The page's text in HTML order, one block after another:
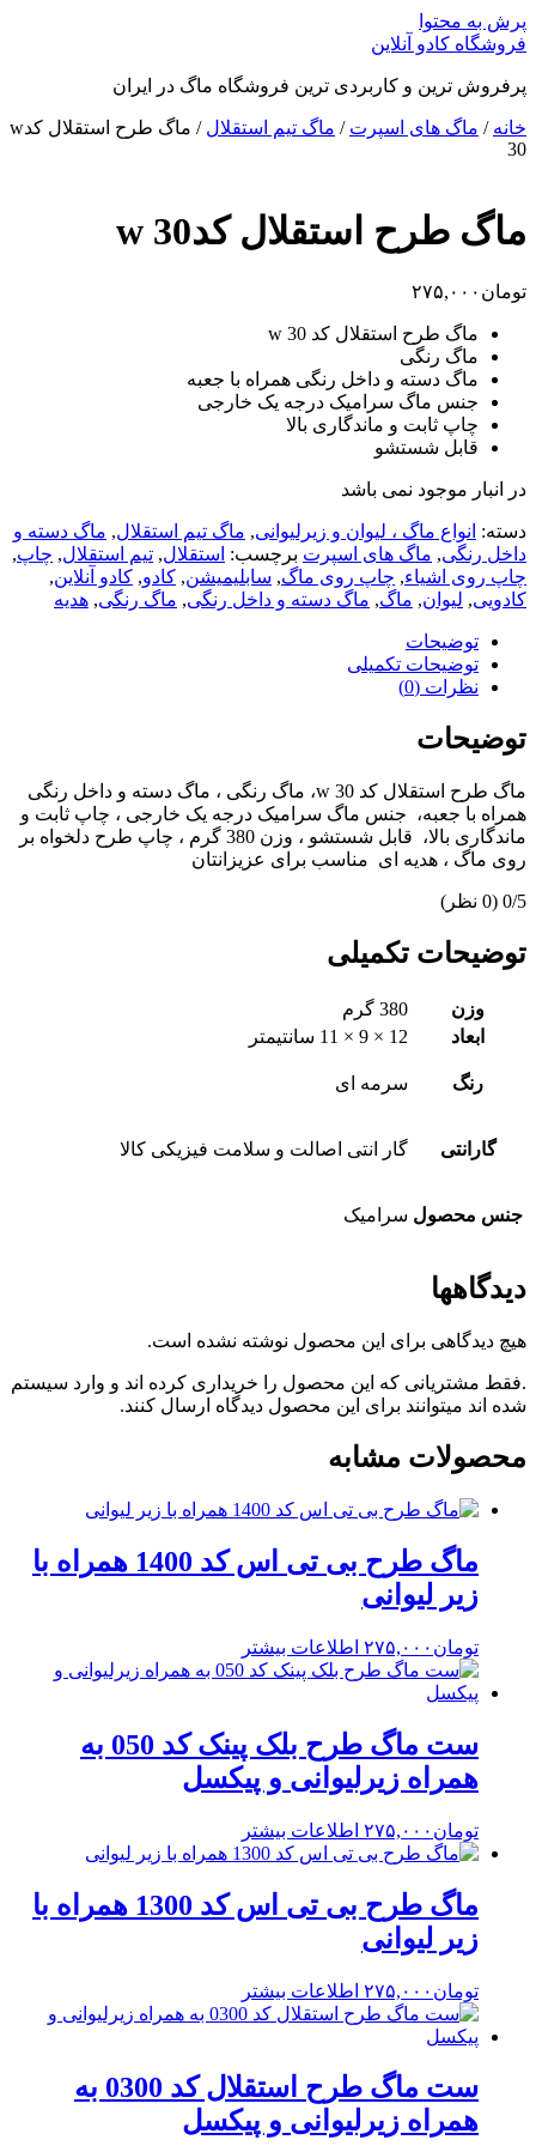
پرش به محتوا
فروشگاه کادو آنلاین
پرفروش ترین و کاربردی ترین فروشگاه ماگ در ایران
خانه / ماگ های اسپرت / ماگ تیم استقلال
/ ماگ طرح استقلال کدw
30
ماگ طرح استقلال کدw 30
تومان ۲۷۵,۰۰۰
ماگ طرح استقلال کد w 30
ماگ رنگی
ماگ دسته و داخل رنگی همراه با جعبه
جنس ماگ سرامیک درجه یک خارجی
چاپ ثابت و ماندگاری بالا
قابل شستشو
در انبار موجود نمی باشد
دسته: انواع ماگ ، لیوان و زیرلیوانی, ماگ تیم استقلال, ماگ دسته و
داخل رنگی, ماگ های اسپرت برچسب: استقلال, تیم استقلال, چاپ,
چاپ روی اشیاء, چاپ روی ماگ, سابلیمیشن, کادو, کادو آنلاین,
کادویی, لیوان, ماگ, ماگ دسته و داخل رنگی, ماگ رنگی, هدیه
توضیحات
توضیحات تکمیلی
نظرات (0)
توضیحات
ماگ طرح استقلال کد w 30، ماگ رنگی ، ماگ دسته و داخل رنگی
همراه با جعبه، جنس ماگ سرامیک درجه یک خارجی ، چاپ ثابت و
ماندگاری بالا، قابل شستشو ، وزن 380 گرم ، چاپ طرح دلخواه بر
روی ماگ ، هدیه ای مناسب برای عزیزانتان
‫0/5 ‫(0 نظر)
توضیحات تکمیلی
وزن
380 گرم
ابعاد
12 × 9 × 11 سانتیمتر
رنگ سرمه ای
گارانتی گار انتی اصالت و سلامت فیزیکی کالا
جنس محصول سرامیک
دیدگاهها
هیچ دیدگاهی برای این محصول نوشته نشده است.
.فقط مشتریانی که این محصول را خریداری کرده اند و وارد سیستم
شده اند میتوانند برای این محصول دیدگاه ارسال کنند.
محصولات مشابه
ماگ طرح بی تی اس کد 1400 همراه با
زیر لیوانی
تومان ۲۷۵,۰۰۰ اطلاعات بیشتر
ست ماگ طرح بلک پینک کد 050 به
همراه زیرلیوانی و پیکسل
تومان ۲۷۵,۰۰۰ اطلاعات بیشتر
ماگ طرح بی تی اس کد 1300 همراه با
زیر لیوانی
تومان ۲۷۵,۰۰۰ اطلاعات بیشتر
ست ماگ طرح استقلال کد 0300 به
همراه زیرلیوانی و پیکسل